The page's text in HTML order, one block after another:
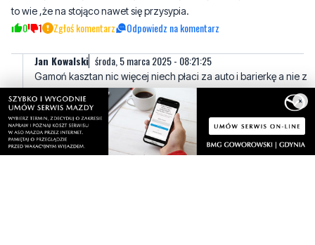
Jan Kowalski środa, 5 marca 2025 - 08:21:25
Gamoń kasztan nic więcej niech płaci za auto i barierkę a nie z
1 0 Zgłoś komentarz Odpowiedz na komentarz
Napisz swój komentarz
Nie hejtuj, pisz kulturalnie i zgodne z prawem
×